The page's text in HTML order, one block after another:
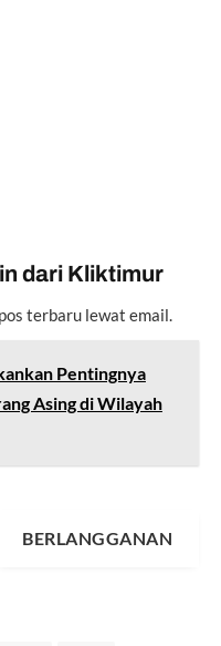
dari Kliktimur
terbaru lewat email.
Pentingnya
Asing di Wilayah
BERLANGGANAN